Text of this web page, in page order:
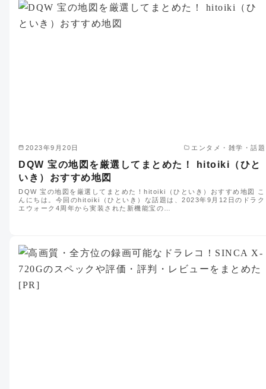
2023年9月20日 エンタメ・雑学・話題
DQW 宝の地図を厳選してまとめた！ hitoiki（ひと
いき）おすすめ地図
DQW 宝の地図を厳選してまとめた！hitoiki（ひといき）おすすめ地図 こ
んにちは。今回のhitoiki（ひといき）な話題は、2023年9月12日のドラク
エウォーク4周年から実装された新機能宝の…